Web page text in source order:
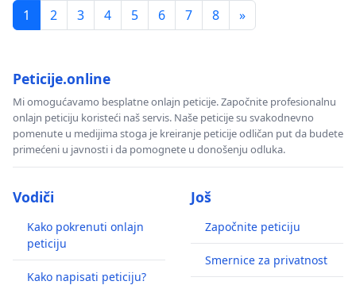
1
2 3 4 5 6 7 8 »
Peticije.online
Mi omogućavamo besplatne onlajn peticije. Započnite profesionalnu
onlajn peticiju koristeći naš servis. Naše peticije su svakodnevno
pomenute u medijima stoga je kreiranje peticije odličan put da budete
primećeni u javnosti i da pomognete u donošenju odluka.
Vodiči
Kako pokrenuti onlajn
peticiju
Kako napisati peticiju?
Još
Započnite peticiju
Smernice za privatnost